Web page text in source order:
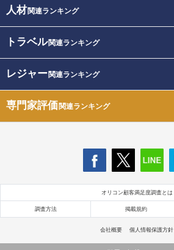
人材関連ランキング
トラベル関連ランキング
レジャー関連ランキング
専門家評価関連ランキング
オリコン顧客満足度調査とは
調査方法 掲載規約
会社概要 個人情報保護方針